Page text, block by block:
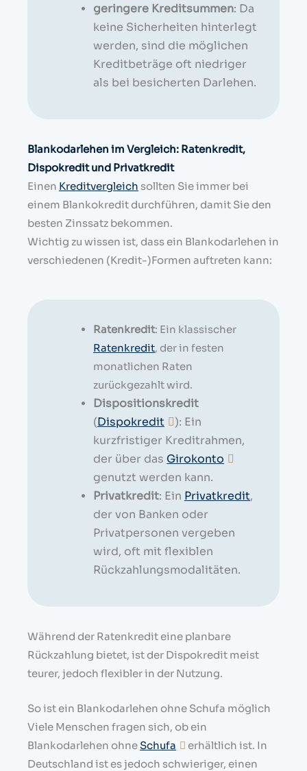
geringere Kreditsummen: Da
keine Sicherheiten hinterlegt
werden, sind die möglichen
Kreditbeträge oft niedriger
als bei besicherten Darlehen.
Blankodarlehen im Vergleich: Ratenkredit,
Dispokredit und Privatkredit
Einen Kreditvergleich sollten Sie immer bei
einem Blankokredit durchführen, damit Sie den
besten Zinssatz bekommen.
Wichtig zu wissen ist, dass ein Blankodarlehen in
verschiedenen (Kredit-)Formen auftreten kann:
Ratenkredit: Ein klassischer
Ratenkredit, der in festen
monatlichen Raten
zurückgezahlt wird.
Dispositionskredit
(Dispokredit
): Ein
kurzfristiger Kreditrahmen,
der über das Girokonto
genutzt werden kann.
Privatkredit: Ein Privatkredit,
der von Banken oder
Privatpersonen vergeben
wird, oft mit flexiblen
Rückzahlungsmodalitäten.
Während der Ratenkredit eine planbare
Rückzahlung bietet, ist der Dispokredit meist
teurer, jedoch flexibler in der Nutzung.
So ist ein Blankodarlehen ohne Schufa möglich
Viele Menschen fragen sich, ob ein
Blankodarlehen ohne Schufa
erhältlich ist. In
Deutschland ist es jedoch schwieriger, einen